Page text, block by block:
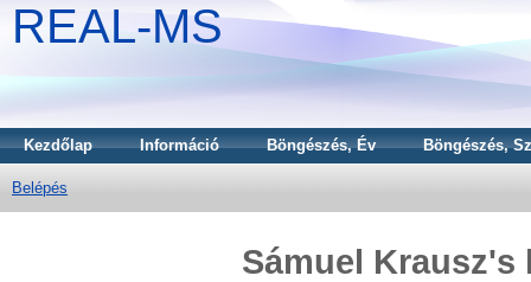
REAL-MS
Kezdőlap Információ Böngészés, Év Böngészés,
Belépés
Sámuel